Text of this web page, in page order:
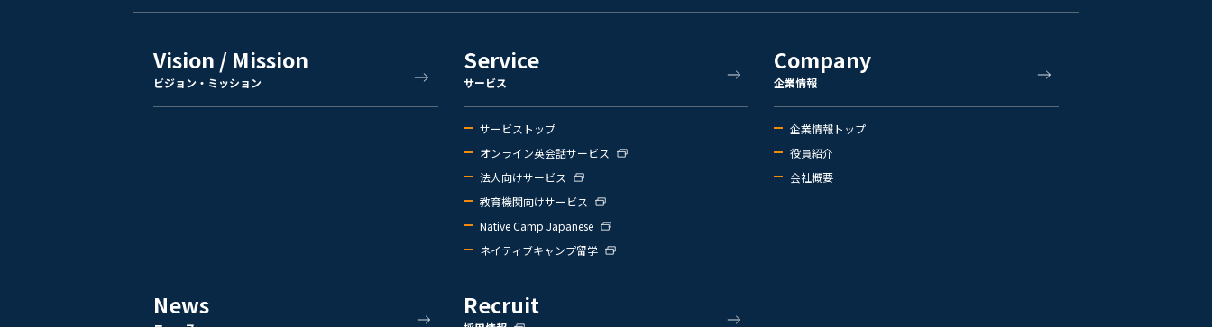
Vision / Mission
ビジョン・ミッション
Service
サービス
サービストップ
オンライン英会話サービス
法人向けサービス
教育機関向けサービス
Native Camp Japanese
ネイティブキャンプ留学
Company
企業情報
企業情報トップ
役員紹介
会社概要
News Recruit